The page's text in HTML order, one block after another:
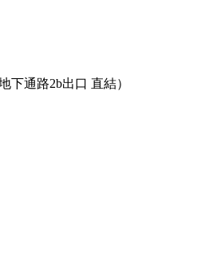
下通路2b出口 直結）